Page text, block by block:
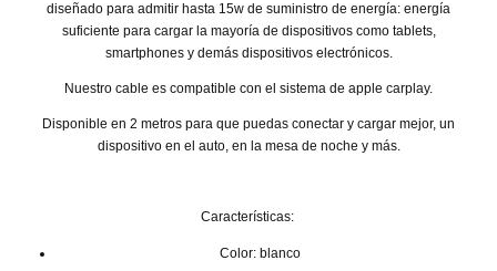
diseñado para admitir hasta 15w de suministro de energía: energía
suficiente para cargar la mayoría de dispositivos como tablets,
smartphones y demás dispositivos electrónicos.
Nuestro cable es compatible con el sistema de apple carplay.
Disponible en 2 metros para que puedas conectar y cargar mejor, un
dispositivo en el auto, en la mesa de noche y más.
Características:
Color: blanco